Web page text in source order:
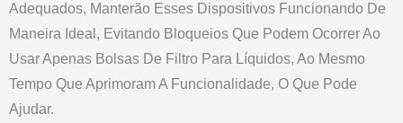
Adequados, Manterão Esses Dispositivos Funcionando De
Maneira Ideal, Evitando Bloqueios Que Podem Ocorrer Ao
Usar Apenas Bolsas De Filtro Para Líquidos, Ao Mesmo
Tempo Que Aprimoram A Funcionalidade, O Que Pode
Ajudar.